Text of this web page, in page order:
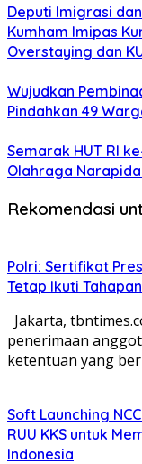
Deputi Imigrasi
Kumham Imipas
Overstaying dan
Wujudkan
Pindahkan 49
Semarak HUT RI
Olahraga
Rekomendasi
Polri: Sertifikat
Tetap Ikuti
Jakarta,
penerimaan
ketentuan yang
Soft Launching
RUU KKS untuk
Indonesia